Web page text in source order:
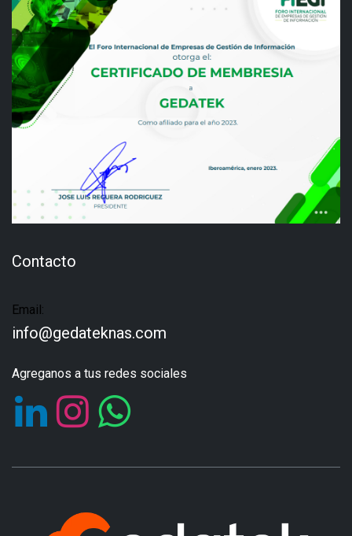
Contacto
Email:
info@gedateknas.com
Agreganos a tus redes sociales